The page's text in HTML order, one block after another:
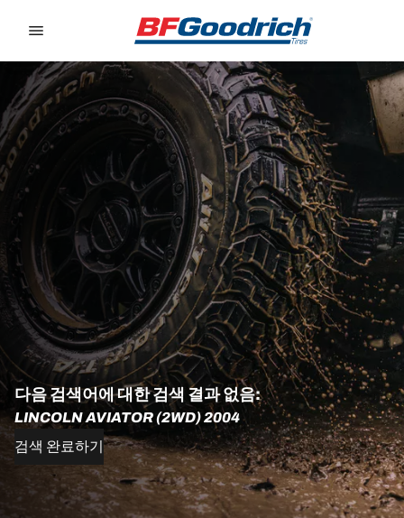
다음 검색어에 대한 검색 결과 없음:
LINCOLN AVIATOR (2WD) 2004
검색 완료하기